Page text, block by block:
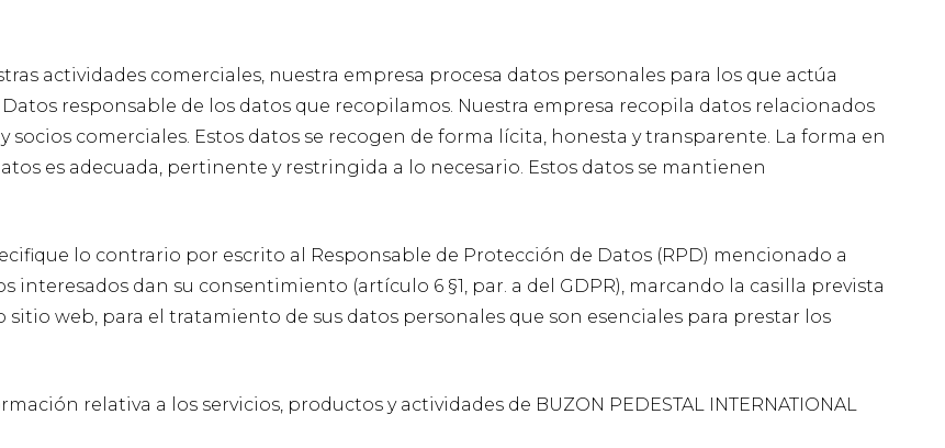
actividades comerciales, nuestra empresa procesa datos personales para los que actúa
responsable de los datos que recopilamos. Nuestra empresa recopila datos relacionados
socios comerciales. Estos datos se recogen de forma lícita, honesta y transparente. La forma en
es adecuada, pertinente y restringida a lo necesario. Estos datos se mantienen
lo contrario por escrito al Responsable de Protección de Datos (RPD) mencionado a
interesados dan su consentimiento (artículo 6 §1, par. a del GDPR), marcando la casilla prevista
sitio web, para el tratamiento de sus datos personales que son esenciales para prestar los
relativa a los servicios, productos y actividades de BUZON PEDESTAL INTERNATIONAL